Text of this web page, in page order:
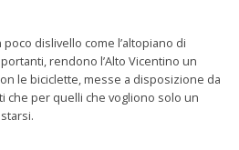
dislivello come l’altopiano di
rendono l’Alto Vicentino un
le biciclette, messe a disposizione da
che per quelli che vogliono solo un